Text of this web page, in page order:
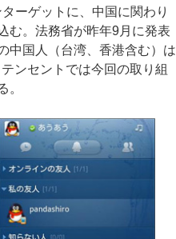
ーゲットに、中国に関わり
む。法務省が昨年9月に発表
中国人（台湾、香港含む）は
ンセントでは今回の取り組
。